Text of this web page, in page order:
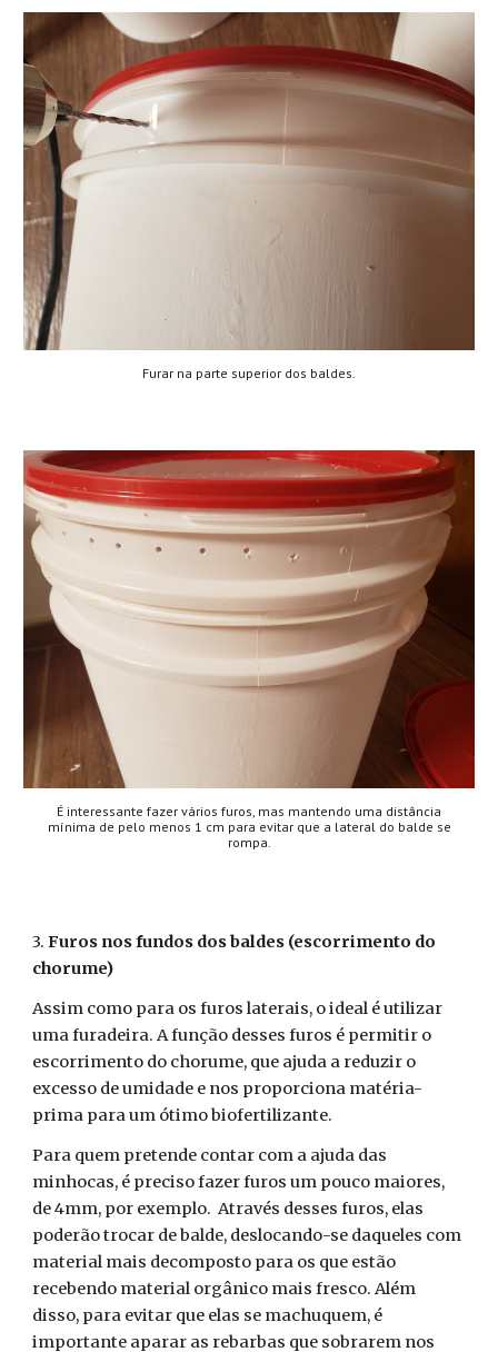
Furar na parte superior dos baldes.
É interessante fazer vários furos, mas mantendo uma distância
mínima de pelo menos 1 cm para evitar que a lateral do balde se
rompa.
3.Furos nos fundos dos baldes (escorrimento do
chorume)
Assim como para os furos laterais, o ideal é utilizar
uma furadeira. A função desses furos é permitir o
escorrimento do chorume, que ajuda a reduzir o
excesso de umidade e nos proporciona matéria-
prima para um ótimo biofertilizante.
Para quem pretende contar com a ajuda das
minhocas, é preciso fazer furos um pouco maiores,
de 4mm, por exemplo. Através desses furos, elas
poderão trocar de balde, deslocando-se daqueles com
material mais decomposto para os que estão
recebendo material orgânico mais fresco. Além
disso, para evitar que elas se machuquem, é
importante aparar as rebarbas que sobrarem nos